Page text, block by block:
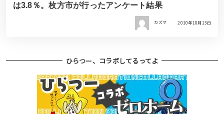
は3.8％。枚方市が行ったアンケート結果
カズマ 2010年10月13日
ひらつー、コラボしてるってよ